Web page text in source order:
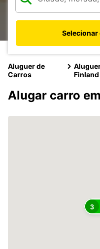
Selecionar
Aluguer de
Carros
Finland
Alugar carro
3